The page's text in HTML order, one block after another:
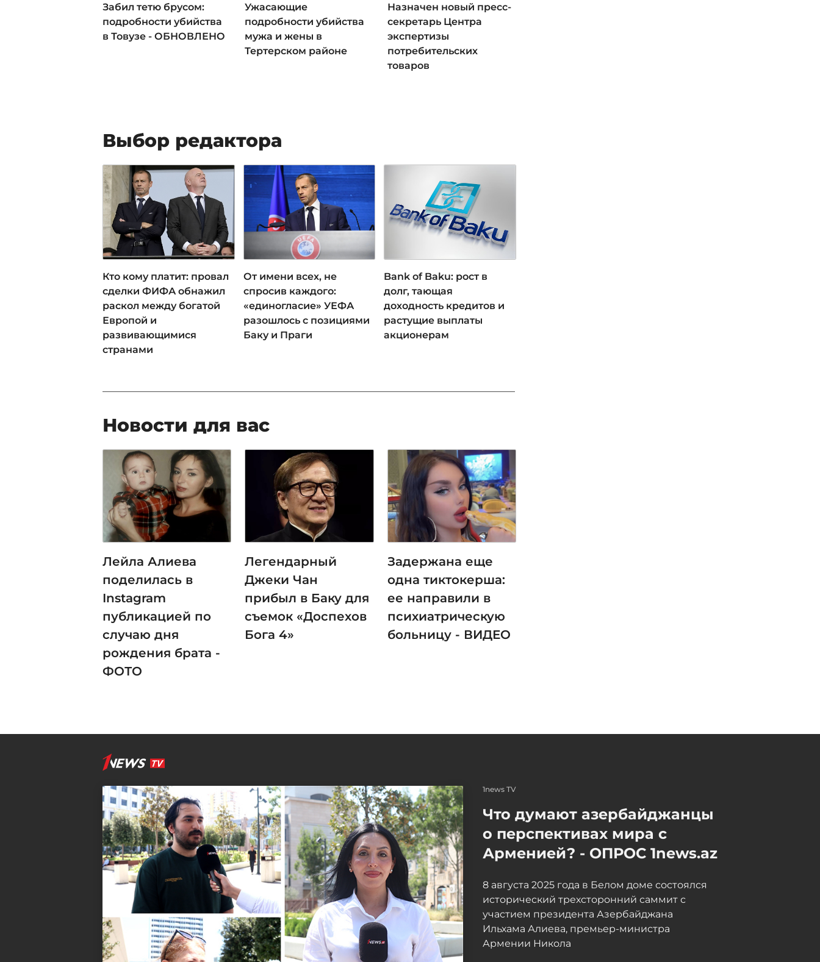
Забил тетю брусом:
подробности убийства
в Товузе - ОБНОВЛЕНО
Ужасающие
подробности убийства
мужа и жены в
Тертерском районе
Назначен новый пресс-
секретарь Центра
экспертизы
потребительских
товаров
Выбор редактора
Кто кому платит: провал
сделки ФИФА обнажил
раскол между богатой
Европой и
развивающимися
странами
От имени всех, не
спросив каждого:
«единогласие» УЕФА
разошлось с позициями
Баку и Праги
Bank of Baku: рост в
долг, тающая
доходность кредитов и
растущие выплаты
акционерам
Новости для вас
Лейла Алиева
поделилась в
Instagram
публикацией по
случаю дня
рождения брата -
ФОТО
Легендарный
Джеки Чан
прибыл в Баку для
съемок «Доспехов
Бога 4»
Задержана еще
одна тиктокерша:
ее направили в
психиатрическую
больницу - ВИДЕО
1news TV
Что думают азербайджанцы
о перспективах мира с
Арменией? - ОПРОС 1news.az
8 августа 2025 года в Белом доме состоялся
исторический трехсторонний саммит с
участием президента Азербайджана
Ильхама Алиева, премьер-министра
Армении Никола